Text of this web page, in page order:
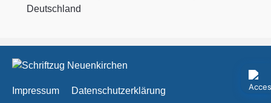
Deutschland
Impressum Datenschutzerklärung